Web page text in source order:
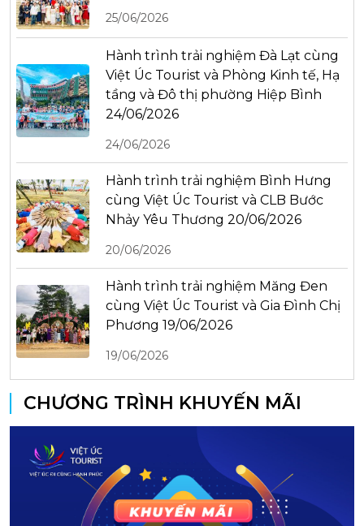
25/06/2026
Hành trình trải nghiệm Đà Lạt cùng
Việt Úc Tourist và Phòng Kinh tế, Hạ
tầng và Đô thị phường Hiệp Bình
24/06/2026
24/06/2026
Hành trình trải nghiệm Bình Hưng
cùng Việt Úc Tourist và CLB Bước
Nhảy Yêu Thương 20/06/2026
20/06/2026
Hành trình trải nghiệm Măng Đen
cùng Việt Úc Tourist và Gia Đình Chị
Phương 19/06/2026
19/06/2026
CHƯƠNG TRÌNH KHUYẾN MÃI